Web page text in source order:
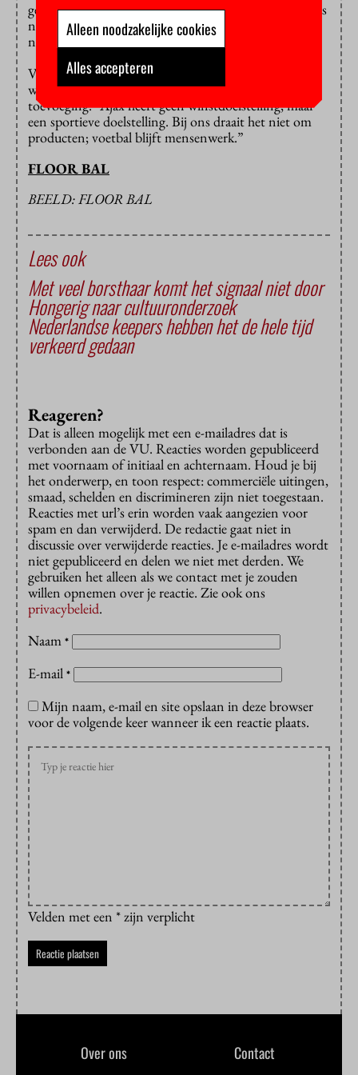
geleden moesten we voor het eerst in tien jaar iemands
naam tijdens de wedstrijd omroepen omdat die man
niet te bereiken was.”
Voor de toehoorders die dit te veel
weinig sport vinden, heeft Van Leest nog één
toevoeging. “Ajax heeft geen winstdoelstelling, maar
een sportieve doelstelling. Bij ons draait het niet om
producten; voetbal blijft mensenwerk.”
FLOOR BAL
BEELD: FLOOR BAL
Lees ook
Met veel borsthaar komt het signaal niet door
Hongerig naar cultuuronderzoek
Nederlandse keepers hebben het de hele tijd
verkeerd gedaan
Reageren?
Dat is alleen mogelijk met een e-mailadres dat is
verbonden aan de VU. Reacties worden gepubliceerd
met voornaam of initiaal en achternaam. Houd je bij
het onderwerp, en toon respect: commerciële uitingen,
smaad, schelden en discrimineren zijn niet toegestaan.
Reacties met url’s erin worden vaak aangezien voor
spam en dan verwijderd. De redactie gaat niet in
discussie over verwijderde reacties. Je e-mailadres wordt
niet gepubliceerd en delen we niet met derden. We
gebruiken het alleen als we contact met je zouden
willen opnemen over je reactie. Zie ook ons
privacybeleid.
Naam *
E-mail *
Mijn naam, e-mail en site opslaan in deze browser
voor de volgende keer wanneer ik een reactie plaats.
Velden met een * zijn verplicht
Over ons Contact
Alleen noodzakelijke cookies
Alles accepteren